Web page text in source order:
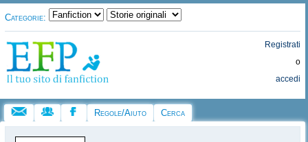
Categorie:
Registrati
o
accedi
Regole/Aiuto Cerca